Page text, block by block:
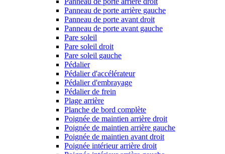
Panneau de porte arrière gauche
Panneau de porte avant droit
Panneau de porte avant gauche
Pare soleil
Pare soleil droit
Pare soleil gauche
Pédalier
Pédalier d'accélérateur
Pédalier d'embrayage
Pédalier de frein
Plage arrière
Planche de bord complète
Poignée de maintien arrière droit
Poignée de maintien arrière gauche
Poignée de maintien avant droit
Poignée intérieur arrière droit